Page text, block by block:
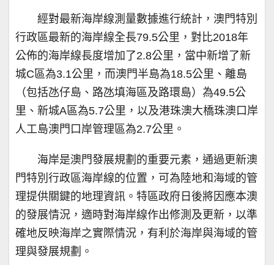
經對最新海岸線測量數據進行統計，澳門特別
行政區最新的海岸線全長79.5公里，對比2018年
公佈的海岸線長度增加了2.8公里，當中新增了新
城C區為3.1公里，而澳門半島為18.5公里、離島
（包括氹仔島、路氹填海區及路環島）為49.5公
里、新城A區為5.7公里，以及港珠澳大橋珠澳口岸
人工島澳門口岸管理區為2.7公里。
海岸是澳門發展規劃的重要元素，通過更新澳
門特別行政區海岸線的位置，可為陸地和海域的管
理提供關鍵的地理資訊。特區政府日後將因應本澳
的發展情況，適時對海岸線作出修測及更新，以準
確地反映海岸之實際情況，有利於海岸與海域的管
理與發展規劃。